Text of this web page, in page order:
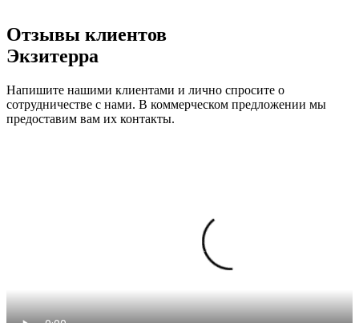
Отзывы клиентов
Экзитерра
Напишите нашими клиентами и лично спросите о
сотрудничестве с нами. В коммерческом предложении мы
предоставим вам их контакты.